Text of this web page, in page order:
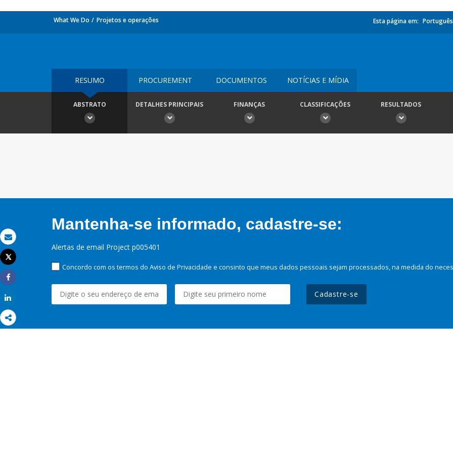
Email
Imprimir
Tweet
Share
What We Do Projetos e operações Esta página em: Português
RESUMO PROCUREMENT DOCUMENTOS NOTÍCIAS E MÍDIA
ABSTRATO DETALHES PRINCIPAIS FINANÇAS CLASSIFICAÇÕES RESULTADOS
Mantenha-se informado, cadastre-se:
Alertas de email Project p005401
Concordo com os termos do Aviso de Privacidade e consinto que meus dados pessoais sejam processados, na medida do
Cadastre-se